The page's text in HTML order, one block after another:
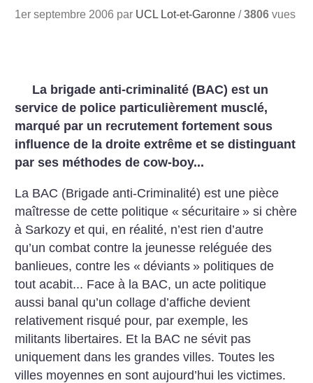
1er septembre 2006 par UCL Lot-et-Garonne /3806 vues
La brigade anti-criminalité (BAC) est un
service de police particulièrement musclé,
marqué par un recrutement fortement sous
influence de la droite extrême et se distinguant
par ses méthodes de cow-boy...
La BAC (Brigade anti-Criminalité) est une pièce
maîtresse de cette politique « sécuritaire » si chère
à Sarkozy et qui, en réalité, n’est rien d’autre
qu’un combat contre la jeunesse reléguée des
banlieues, contre les « déviants » politiques de
tout acabit... Face à la BAC, un acte politique
aussi banal qu’un collage d’affiche devient
relativement risqué pour, par exemple, les
militants libertaires. Et la BAC ne sévit pas
uniquement dans les grandes villes. Toutes les
villes moyennes en sont aujourd’hui les victimes.